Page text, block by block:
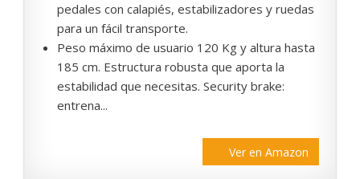
pedales con calapiés, estabilizadores y ruedas
para un fácil transporte.
Peso máximo de usuario 120 Kg y altura hasta
185 cm. Estructura robusta que aporta la
estabilidad que necesitas. Security brake:
entrena...
Ver en Amazon